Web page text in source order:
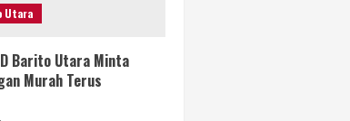
Utara
Barito Utara Minta
Murah Terus